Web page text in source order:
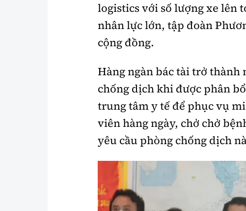
logistics với số lượng xe lên
nhân lực lớn, tập đoàn
cộng đồng.
Hàng ngàn bác tài trở
chống dịch khi được phân
trung tâm y tế để phục vụ
viên hàng ngày, chở chở
yêu cầu phòng chống dịch